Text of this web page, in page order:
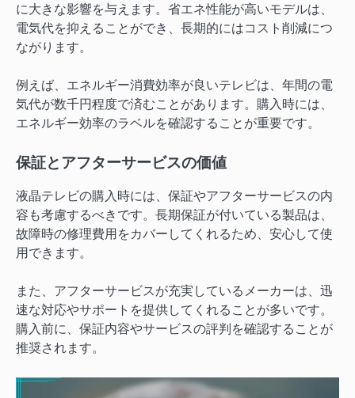
に大きな影響を与えます。省エネ性能が高いモデルは、
電気代を抑えることができ、長期的にはコスト削減につ
ながります。
例えば、エネルギー消費効率が良いテレビは、年間の電
気代が数千円程度で済むことがあります。購入時には、
エネルギー効率のラベルを確認することが重要です。
保証とアフターサービスの価値
液晶テレビの購入時には、保証やアフターサービスの内
容も考慮するべきです。長期保証が付いている製品は、
故障時の修理費用をカバーしてくれるため、安心して使
用できます。
また、アフターサービスが充実しているメーカーは、迅
速な対応やサポートを提供してくれることが多いです。
購入前に、保証内容やサービスの評判を確認することが
推奨されます。